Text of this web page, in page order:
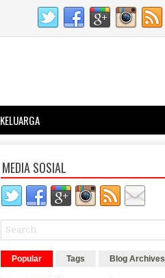
KELUARGA
MEDIA SOSIAL
Popular Tags Blog Archives